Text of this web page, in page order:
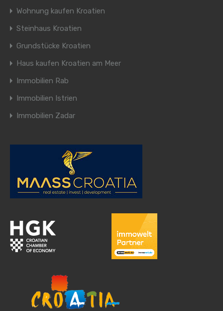
Wohnung kaufen Kroatien
Steinhaus Kroatien
Grundstücke Kroatien
Haus kaufen Kroatien am Meer
Immobilien Rab
Immobilien Istrien
Immobilien Zadar